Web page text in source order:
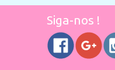
Siga-nos !